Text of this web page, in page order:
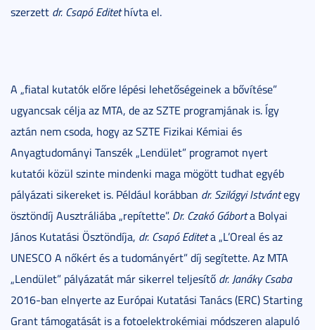
szerzett dr. Csapó Editethívta el.
A „fiatal kutatók előre lépési lehetőségeinek a bővítése”
ugyancsak célja az MTA, de az SZTE programjának is. Így
aztán nem csoda, hogy az SZTE Fizikai Kémiai és
Anyagtudományi Tanszék „Lendület” programot nyert
kutatói közül szinte mindenki maga mögött tudhat egyéb
pályázati sikereket is. Például korábban dr. Szilágyi Istvántegy
ösztöndíj Ausztráliába „repítette”. Dr. Czakó Gáborta Bolyai
János Kutatási Ösztöndíja, dr. Csapó Editeta „L’Oreal és az
UNESCO A nőkért és a tudományért” díj segítette. Az MTA
„Lendület” pályázatát már sikerrel teljesítő dr. Janáky Csaba
2016-ban elnyerte az Európai Kutatási Tanács (ERC) Starting
Grant támogatását is a fotoelektrokémiai módszeren alapuló